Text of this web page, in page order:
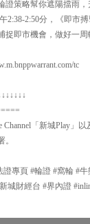
證策略幫你遮陽擋雨
2:38-2:50分，《即市
即市機會，做好一周
tc
「新城Play」
專頁 #輪證 #窩輪 #
城財經台 #界內證